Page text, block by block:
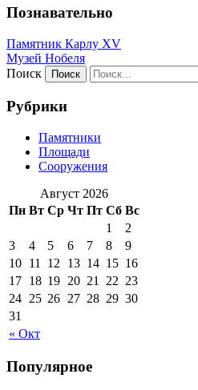
Познавательно
Памятник Карлу XV
Музей Нобеля
Поиск
Рубрики
Памятники
Площади
Сооружения
Август 2026
Пн Вт Ср Чт Пт Сб Вс
« Окт
1
2
3
4 5 6 7 8
9
10 11 12 13 14 15 16
17 18 19 20 21 22 23
24 25 26 27 28 29 30
31
Популярное